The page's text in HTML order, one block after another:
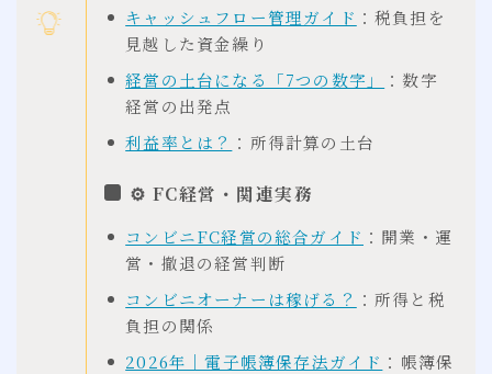
キャッシュフロー管理ガイド ：税負担を
見越した資金繰り
経営の土台になる「7つの数字」
：数字
経営の出発点
利益率とは？ ：所得計算の土台
⚙ FC経営・関連実務
コンビニFC経営の総合ガイド ：開業・運
営・撤退の経営判断
コンビニオーナーは稼げる？ ：所得と税
負担の関係
2026年｜電子帳簿保存法ガイド ：帳簿保